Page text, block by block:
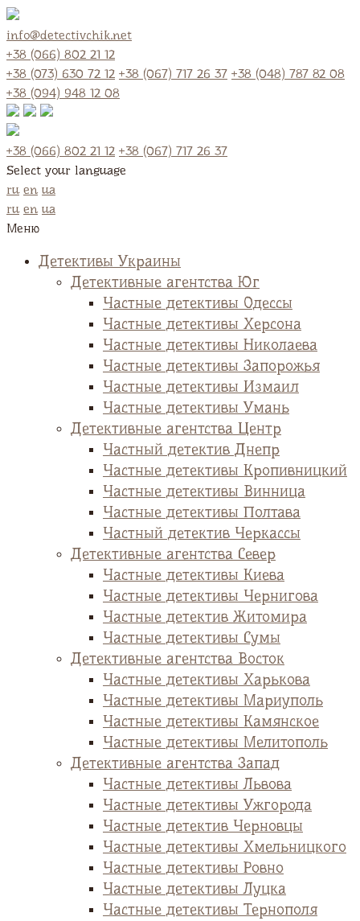
info@detectivchik.net
+38 (066) 802 21 12
+38 (073) 630 72 12 +38 (067) 717 26 37 +38 (048) 787 82 08
+38 (094) 948 12 08
+38 (066) 802 21 12 +38 (067) 717 26 37
Select your language
ru en ua
ru en ua
Меню
Детективы Украины
Детективные агентства Юг
Частные детективы Одессы
Частные детективы Херсона
Частные детективы Николаева
Частные детективы Запорожья
Частные детективы Измаил
Частные детективы Умань
Детективные агентства Центр
Частный детектив Днепр
Частные детективы Кропивницкий
Частные детективы Винница
Частные детективы Полтава
Частный детектив Черкассы
Детективные агентства Север
Частные детективы Киева
Частные детективы Чернигова
Частные детектив Житомира
Частные детективы Сумы
Детективные агентства Восток
Частные детективы Харькова
Частные детективы Мариуполь
Частные детективы Камянское
Частные детективы Мелитополь
Детективные агентства Запад
Частные детективы Львова
Частные детективы Ужгорода
Частные детектив Черновцы
Частные детективы Хмельницкого
Частные детективы Ровно
Частные детективы Луцка
Частные детективы Тернополя